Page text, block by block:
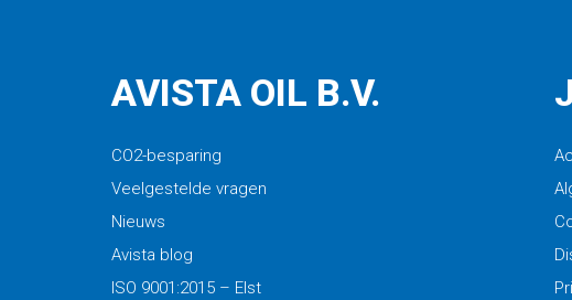
AVISTA OIL B.V.
CO2-besparing
Veelgestelde vragen
Nieuws
Avista blog
ISO 9001:2015 – Elst